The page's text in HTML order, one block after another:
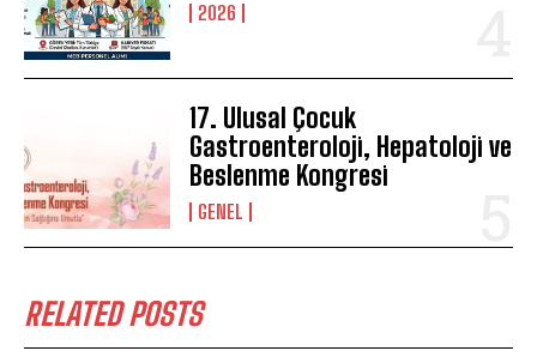
2026
17. Ulusal Çocuk
Gastroenteroloji, Hepatoloji ve
Beslenme Kongresi
GENEL
RELATED POSTS